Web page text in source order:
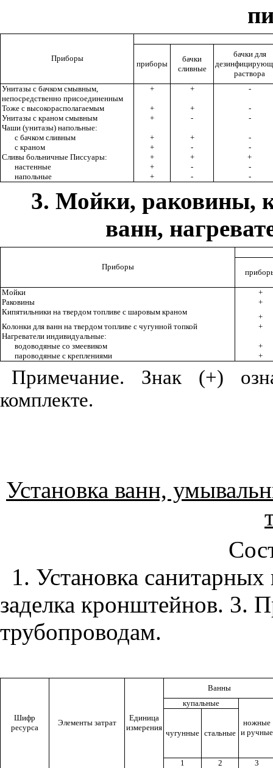
Приборы
приборы
бачки
сливные
бачки для
раствора
Унитазы с бачком смывным,
непосредственно присоединенным
+ + -
Тоже с высокорасполагаемым + +
-
Унитазы с краном смывным
+ -
-
Чаши (унитазы) напольные:
с бачком сливным
+ +
-
с краном
+ -
-
Сливы больничные Писсуары:
+ +
+
настенные
+ -
-
напольные
+ - -
3. Мойки, раковины,
ванн,
Приборы
Мойки
+
Раковины
+
Кипятильники на твердом топливе с шаровым краном
+
Колонки для ванн на твердом топливе с чугунной топкой
+
Нагреватели индивидуальные:
водоводяные со змеевиком
+
пароводяные с креплениями
+
Примечание. Знак (+)
комплекте.
Установка ванн,
1. Установка
заделка кронштейнов. 3.
трубопроводам.
Шифр
ресурса
Элементы затрат
Единица
измерения
Ванны
купальные
ножные
и ручные
чугунные стальные
1 2
3